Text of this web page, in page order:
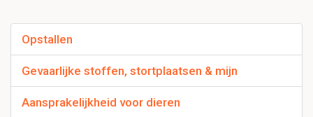
Opstallen
Gevaarlijke stoffen, stortplaatsen & mijn
Aansprakelijkheid voor dieren